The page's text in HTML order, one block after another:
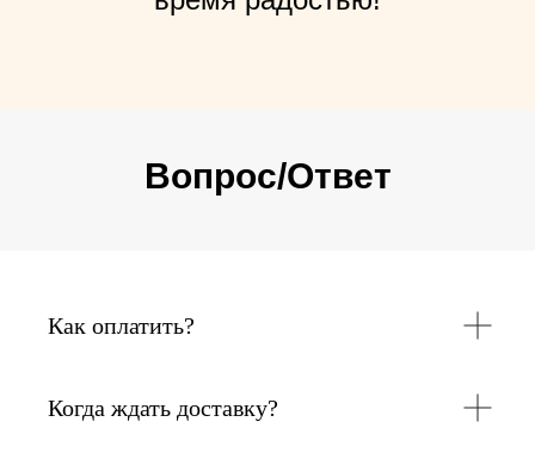
Вопрос/Ответ
Как оплатить?
Когда ждать доставку?